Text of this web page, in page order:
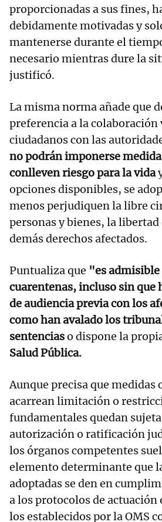
proporcionadas a sus fines,
debidamente motivadas y
mantenerse durante el
necesario mientras dure la
justificó.
La misma norma añade que
preferencia a la
ciudadanos con las
no podrán imponerse
conlleven riesgo para la vida
opciones disponibles, se
menos perjudiquen la libre
personas y bienes, la libertad
demás derechos afectados.
Puntualiza que "es
cuarentenas, incluso sin que
de audiencia previa con los
como han avalado los
sentenciaso dispone la
Salud Pública.
Aunque precisa que medidas
acarrean limitación o
fundamentales quedan
autorización o ratificación
los órganos competentes
elemento determinante que
adoptadas se den en
a los protocolos de
los establecidos por la OMS